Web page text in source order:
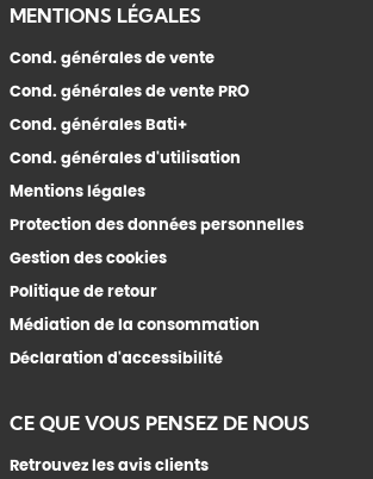
MENTIONS LÉGALES
Cond. générales de vente
Cond. générales de vente PRO
Cond. générales Bati+
Cond. générales d'utilisation
Mentions légales
Protection des données personnelles
Gestion des cookies
Politique de retour
Médiation de la consommation
Déclaration d'accessibilité
CE QUE VOUS PENSEZ DE NOUS
Retrouvez les avis clients